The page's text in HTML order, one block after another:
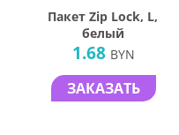
Пакет Zip Lock, L,
белый
1.68 BYN
ЗАКАЗАТЬ